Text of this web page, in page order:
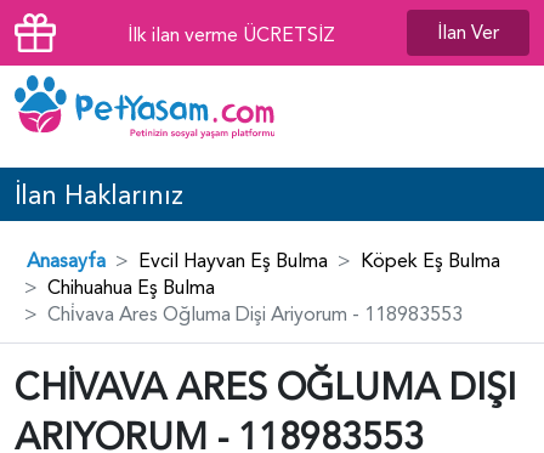
İlk ilan verme ÜCRETSİZ İlan Ver
İlan Haklarınız
Anasayfa Evcil Hayvan Eş Bulma
Köpek Eş Bulma
Chihuahua Eş Bulma
Chi̇vava Ares Oğluma Dişi Ariyorum - 118983553
CHİVAVA ARES OĞLUMA DIŞI
ARIYORUM - 118983553